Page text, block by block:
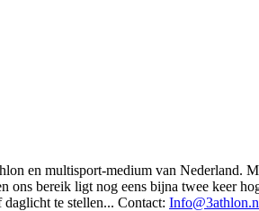
en multisport-medium van Nederland.
bereik ligt nog eens bijna twee keer
te stellen... Contact: